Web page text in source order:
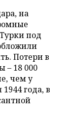
на
под
Потери в
– 18 000
чем у
года, в